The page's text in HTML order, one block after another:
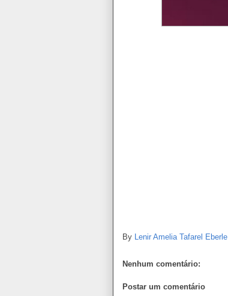
By Lenir Amelia Tafarel Eberle
Nenhum comentário:
Postar um comentário